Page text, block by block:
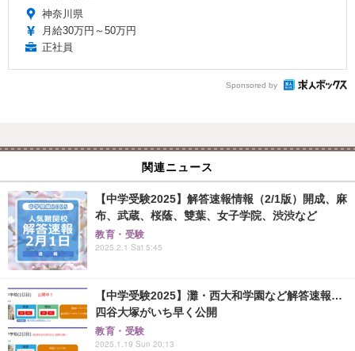
神奈川県
月給30万円～50万円
正社員
Sponsored by
関連ニュース
【中学受験2025】解答速報情報（2/1版）開成、麻
布、武蔵、桜蔭、雙葉、女子学院、渋渋など
教育・受験
2025.2.1 Sat 5:45
【中学受験2025】灘・西大和学園など解答速報…
四谷大塚がいち早く公開
教育・受験
2025.1.19 Sun 20:13